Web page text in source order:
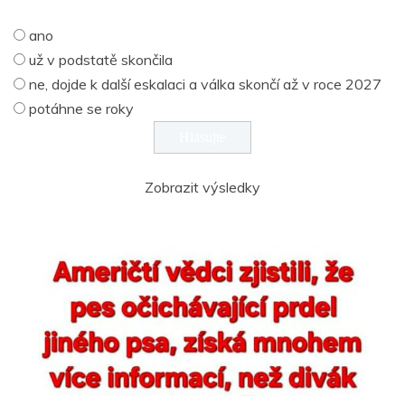
ano
už v podstatě skončila
ne, dojde k další eskalaci a válka skončí až v roce 2027
potáhne se roky
Zobrazit výsledky